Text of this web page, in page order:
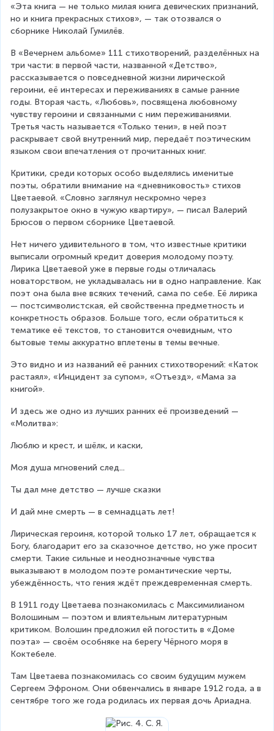
«Эта книга — не только милая книга девических признаний,
но и книга прекрасных стихов», — так отозвался о
сборнике Николай Гумилёв.
В «Вечернем альбоме» 111 стихотворений, разделённых на
три части: в первой части, названной «Детство»,
рассказывается о повседневной жизни лирической
героини, её интересах и переживаниях в самые ранние
годы. Вторая часть, «Любовь», посвящена любовному
чувству героини и связанными с ним переживаниями.
Третья часть называется «Только тени», в ней поэт
раскрывает свой внутренний мир, передаёт поэтическим
языком свои впечатления от прочитанных книг.
Критики, среди которых особо выделялись именитые
поэты, обратили внимание на «дневниковость» стихов
Цветаевой. «Словно заглянул нескромно через
полузакрытое окно в чужую квартиру», — писал Валерий
Брюсов о первом сборнике Цветаевой.
Нет ничего удивительного в том, что известные критики
выписали огромный кредит доверия молодому поэту.
Лирика Цветаевой уже в первые годы отличалась
новаторством, не укладывалась ни в одно направление. Как
поэт она была вне всяких течений, сама по себе. Её лирика
— постсимволистская, ей свойственна предметность и
конкретность образов. Больше того, если обратиться к
тематике её текстов, то становится очевидным, что
бытовые темы аккуратно вплетены в темы вечные.
Это видно и из названий её ранних стихотворений: «Каток
растаял», «Инцидент за супом», «Отъезд», «Мама за
книгой».
И здесь же одно из лучших ранних её произведений —
«Молитва»:
Люблю и крест, и шёлк, и каски,
Моя душа мгновений след...
Ты дал мне детство — лучше сказки
И дай мне смерть — в семнадцать лет!
Лирическая героиня, которой только 17 лет, обращается к
Богу, благодарит его за сказочное детство, но уже просит
смерти. Такие сильные и неоднозначные чувства
выказывают в молодом поэте романтические черты,
убеждённость, что гения ждёт преждевременная смерть.
В 1911 году Цветаева познакомилась с Максимилианом
Волошиным — поэтом и влиятельным литературным
критиком. Волошин предложил ей погостить в «Доме
поэта» — своём особняке на берегу Чёрного моря в
Коктебеле.
Там Цветаева познакомилась со своим будущим мужем
Сергеем Эфроном. Они обвенчались в январе 1912 года, а в
сентябре того же года родилась их первая дочь Ариадна.